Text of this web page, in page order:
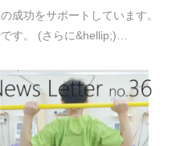
成功をサポートしています。
す。 (さらに&hellip;)…